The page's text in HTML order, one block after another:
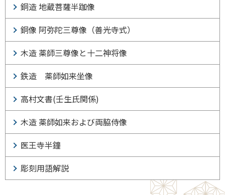
銅造 地蔵菩薩半跏像
銅像 阿弥陀三尊像（善光寺式）
木造 薬師三尊像と十二神将像
鉄造 薬師如来坐像
高村文書(壬生氏関係)
木造 薬師如来および両脇侍像
医王寺半鐘
彫刻用語解説